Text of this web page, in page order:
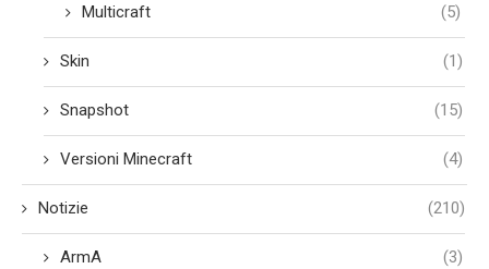
Multicraft (5)
Skin (1)
Snapshot (15)
Versioni Minecraft (4)
Notizie (210)
ArmA (3)